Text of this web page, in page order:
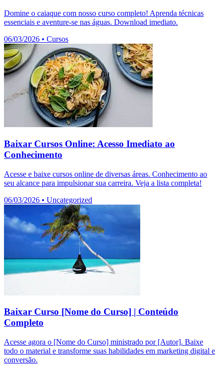
Domine o caiaque com nosso curso completo! Aprenda técnicas
essenciais e aventure-se nas águas. Download imediato.
06/03/2026 • Cursos
Baixar Cursos Online: Acesso Imediato ao
Conhecimento
Acesse e baixe cursos online de diversas áreas. Conhecimento ao
seu alcance para impulsionar sua carreira. Veja a lista completa!
06/03/2026 • Uncategorized
Baixar Curso [Nome do Curso] | Conteúdo
Completo
Acesse agora o [Nome do Curso] ministrado por [Autor]. Baixe
todo o material e transforme suas habilidades em marketing digital e
conversão.